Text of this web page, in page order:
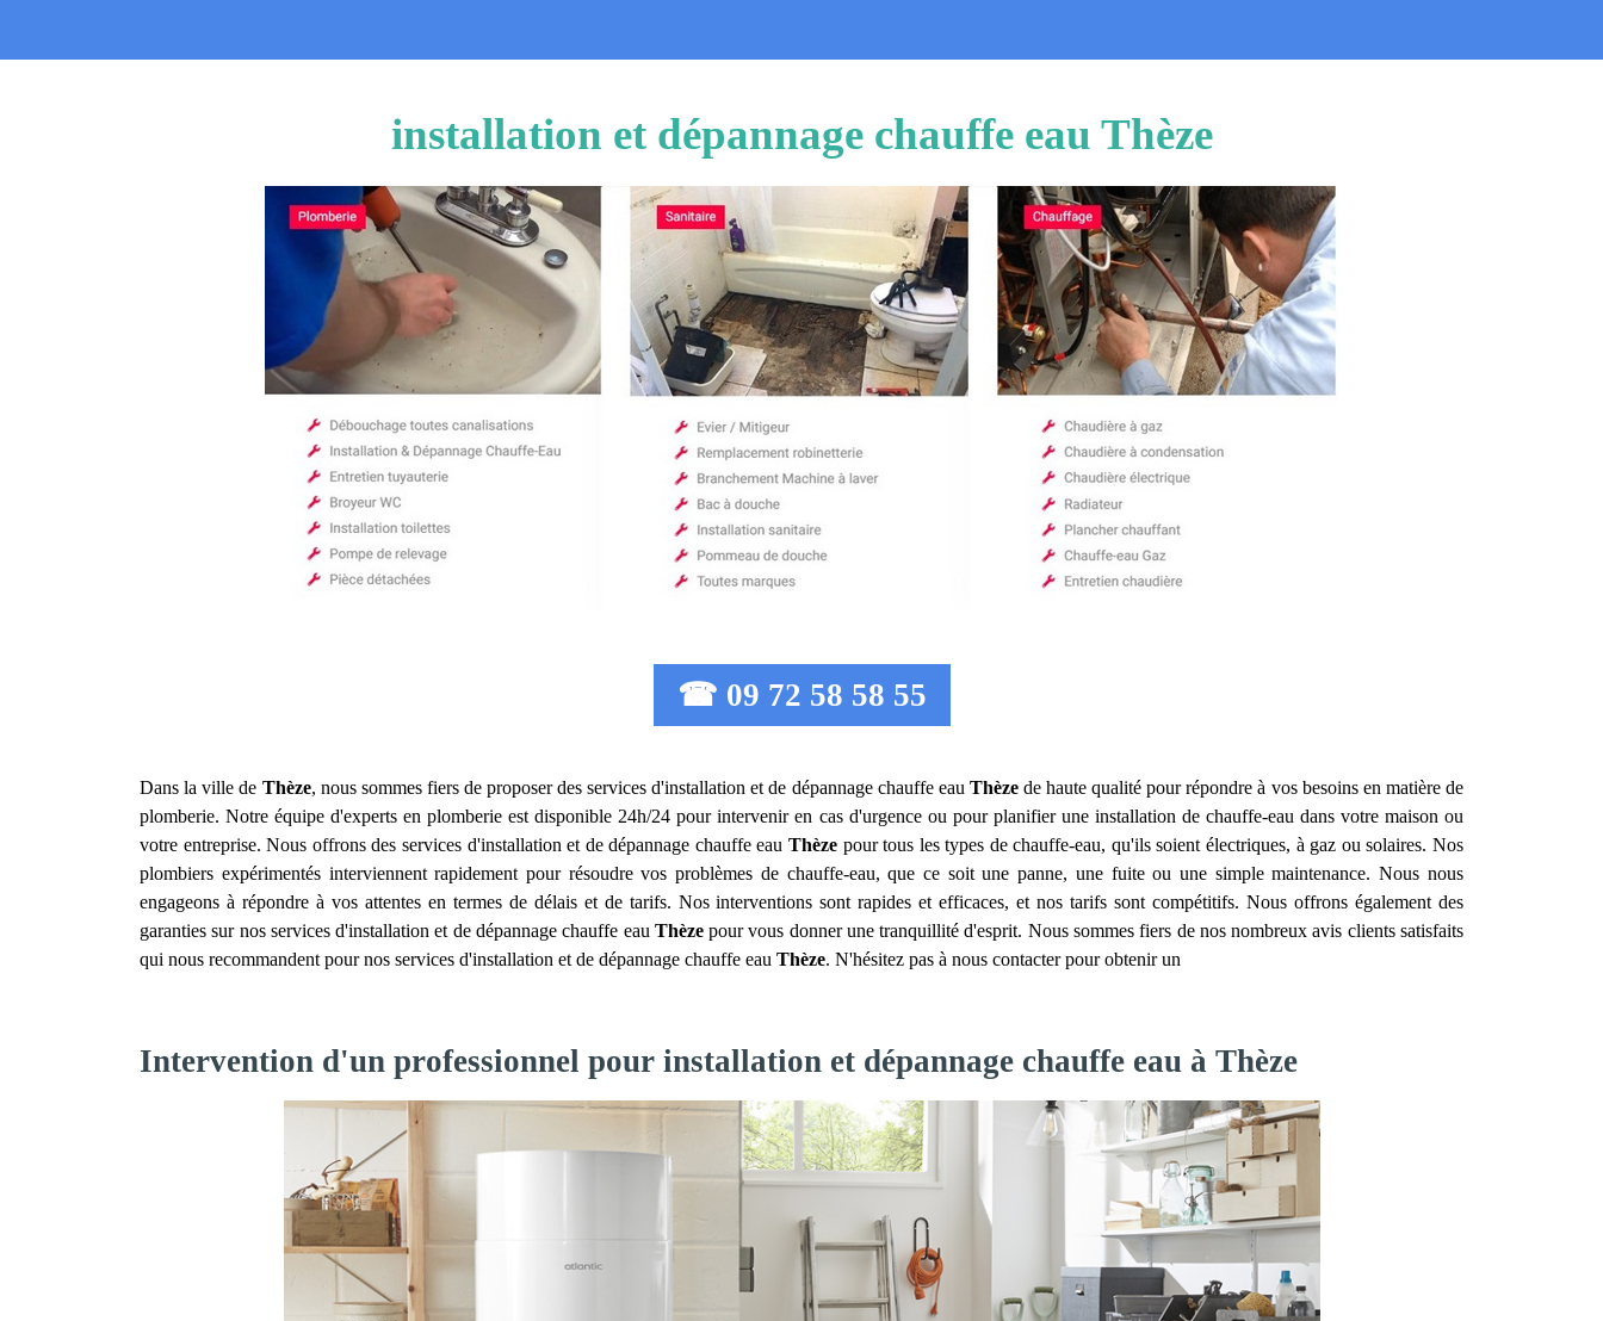
installation et dépannage chauffe eau Thèze
☎ 09 72 58 58 55
Dans la ville de Thèze, nous sommes fiers de proposer des services d'installation et de dépannage chauffe eau Thèzede haute qualité pour répondre à vos besoins en matière de
plomberie. Notre équipe d'experts en plomberie est disponible 24h/24 pour intervenir en cas d'urgence ou pour planifier une installation de chauffe-eau dans votre maison ou
votre entreprise. Nous offrons des services d'installation et de dépannage chauffe eau Thèzepour tous les types de chauffe-eau, qu'ils soient électriques, à gaz ou solaires. Nos
plombiers expérimentés interviennent rapidement pour résoudre vos problèmes de chauffe-eau, que ce soit une panne, une fuite ou une simple maintenance. Nous nous
engageons à répondre à vos attentes en termes de délais et de tarifs. Nos interventions sont rapides et efficaces, et nos tarifs sont compétitifs. Nous offrons également des
garanties sur nos services d'installation et de dépannage chauffe eau Thèzepour vous donner une tranquillité d'esprit. Nous sommes fiers de nos nombreux avis clients satisfaits
qui nous recommandent pour nos services d'installation et de dépannage chauffe eauThèze. N'hésitez pas à nous contacter pour obtenir un
Intervention d'un professionnel pour installation et dépannage chauffe eau à Thèze